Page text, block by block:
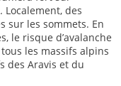
Localement, des
sur les sommets. En
le risque d’avalanche
les massifs alpins
des Aravis et du